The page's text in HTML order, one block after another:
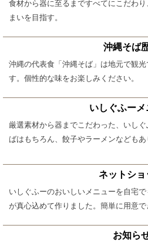
食材から器に至るまですべてにこだわ
まいを目指す。
沖縄そば
沖縄の代表食「沖縄そば」は地元で観
す。個性的な味をお楽しみください。
いしぐふーメ
厳選素材から器までこだわった、いし
ばはもちろん、餃子やラーメンなどもあ
ネットショ
いしぐふーのおいしいメニューを自宅
が真心込めて作りました。簡単に用意で
お知ら